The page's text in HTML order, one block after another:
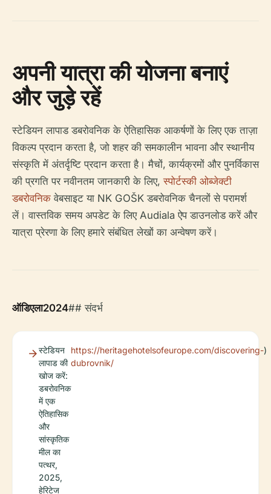
अपनी यात्रा की योजना बनाएं
और जुड़े रहें
स्टेडियन लापाड डबरोवनिक के ऐतिहासिक आकर्षणों के लिए एक ताज़ा
विकल्प प्रदान करता है, जो शहर की समकालीन भावना और स्थानीय
संस्कृति में अंतर्दृष्टि प्रदान करता है। मैचों, कार्यक्रमों और पुनर्विकास
की प्रगति पर नवीनतम जानकारी के लिए,स्पोर्टस्की ओब्जेक्टी
डबरोवनिक वेबसाइट या NK GOŠK डबरोवनिक चैनलों से परामर्श
लें। वास्तविक समय अपडेट के लिए Audiala ऐप डाउनलोड करें और
यात्रा प्रेरणा के लिए हमारे संबंधित लेखों का अन्वेषण करें।
ऑडिएला2024## संदर्भ
स्टेडियन
लापाड की
खोज करें:
डबरोवनिक
में एक
ऐतिहासिक
और
सांस्कृतिक
मील का
पत्थर,
2025,
हेरिटेज
https://heritagehotelsofeurope.com/discovering-
dubrovnik/
)